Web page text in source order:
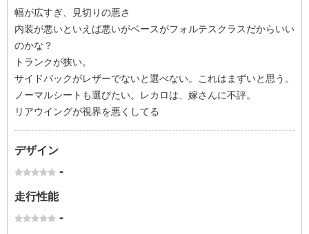
幅が広すぎ、見切りの悪さ
内装が悪いといえば悪いがベースがフォルテスクラスだからいい
のかな？
トランクが狭い。
サイドバックがレザーでないと選べない。これはまずいと思う。
ノーマルシートも選びたい。レカロは、嫁さんに不評。
リアウイングが視界を悪くしてる
デザイン
-
走行性能
-